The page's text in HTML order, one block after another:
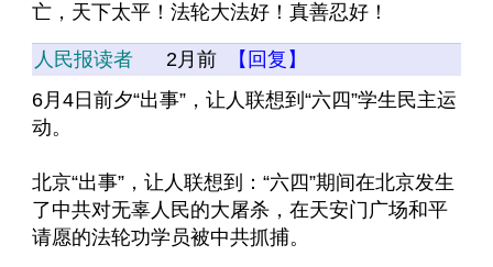
亡，天下太平！法轮大法好！真善忍好！
人民报读者 2月前
【回复】
6月4日前夕“出事”，让人联想到“六四”学生民主运
动。
北京“出事”，让人联想到：“六四”期间在北京发生
了中共对无辜人民的大屠杀，在天安门广场和平
请愿的法轮功学员被中共抓捕。